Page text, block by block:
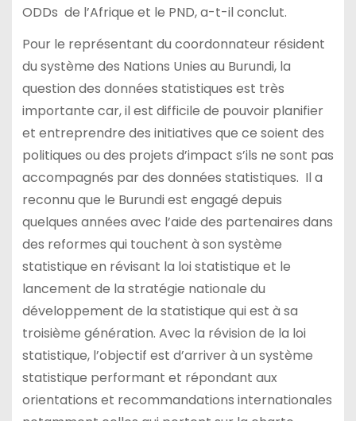
ODDs de l’Afrique et le PND, a-t-il conclut.
Pour le représentant du coordonnateur résident
du système des Nations Unies au Burundi, la
question des données statistiques est très
importante car, il est difficile de pouvoir planifier
et entreprendre des initiatives que ce soient des
politiques ou des projets d’impact s’ils ne sont pas
accompagnés par des données statistiques. Il a
reconnu que le Burundi est engagé depuis
quelques années avec l’aide des partenaires dans
des reformes qui touchent à son système
statistique en révisant la loi statistique et le
lancement de la stratégie nationale du
développement de la statistique qui est à sa
troisième génération. Avec la révision de la loi
statistique, l’objectif est d’arriver à un système
statistique performant et répondant aux
orientations et recommandations internationales